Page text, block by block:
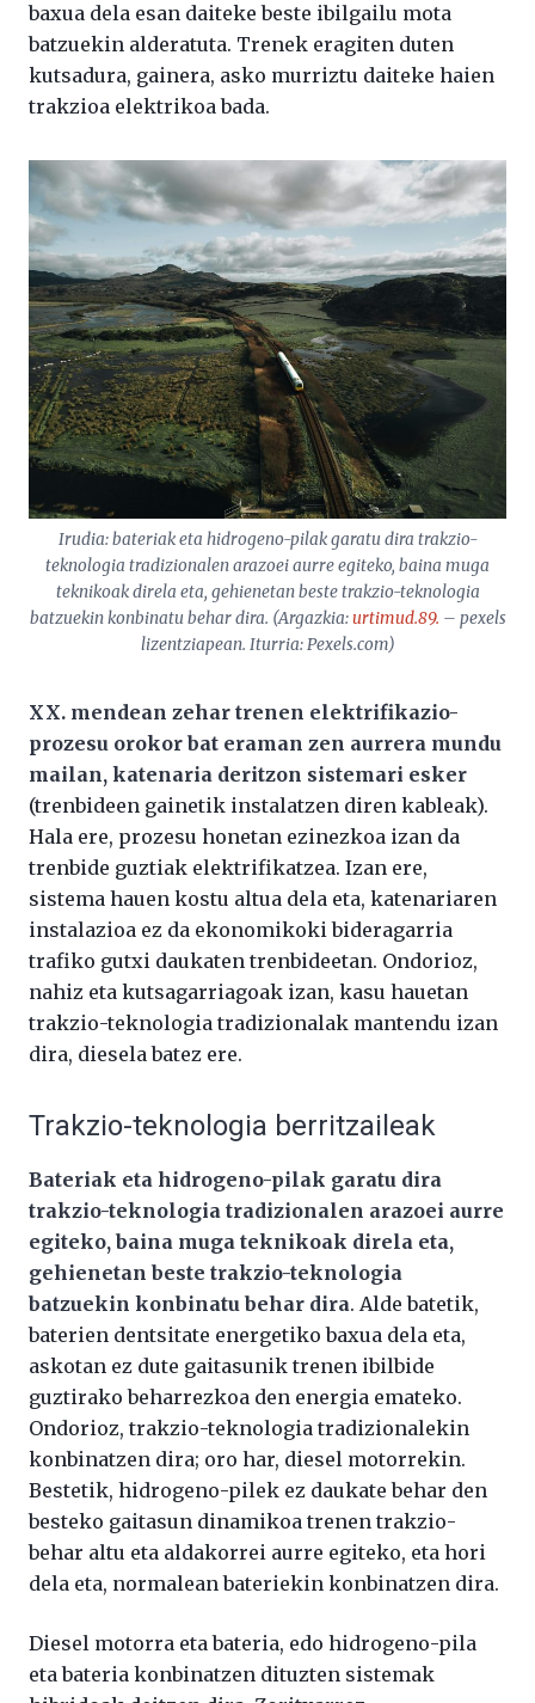
baxua dela esan daiteke beste ibilgailu mota
batzuekin alderatuta. Trenek eragiten duten
kutsadura, gainera, asko murriztu daiteke haien
trakzioa elektrikoa bada.
Irudia: bateriak eta hidrogeno-pilak garatu dira trakzio-
teknologia tradizionalen arazoei aurre egiteko, baina muga
teknikoak direla eta, gehienetan beste trakzio-teknologia
batzuekin konbinatu behar dira. (Argazkia:urtimud.89. – pexels
lizentziapean. Iturria: Pexels.com)
XX. mendean zehar trenen elektrifikazio-
prozesu orokor bat eraman zen aurrera mundu
mailan, katenaria deritzon sistemari esker
(trenbideen gainetik instalatzen diren kableak).
Hala ere, prozesu honetan ezinezkoa izan da
trenbide guztiak elektrifikatzea. Izan ere,
sistema hauen kostu altua dela eta, katenariaren
instalazioa ez da ekonomikoki bideragarria
trafiko gutxi daukaten trenbideetan. Ondorioz,
nahiz eta kutsagarriagoak izan, kasu hauetan
trakzio-teknologia tradizionalak mantendu izan
dira, diesela batez ere.
Trakzio-teknologia berritzaileak
Bateriak eta hidrogeno-pilak garatu dira
trakzio-teknologia tradizionalen arazoei aurre
egiteko, baina muga teknikoak direla eta,
gehienetan beste trakzio-teknologia
batzuekin konbinatu behar dira. Alde batetik,
baterien dentsitate energetiko baxua dela eta,
askotan ez dute gaitasunik trenen ibilbide
guztirako beharrezkoa den energia emateko.
Ondorioz, trakzio-teknologia tradizionalekin
konbinatzen dira; oro har, diesel motorrekin.
Bestetik, hidrogeno-pilek ez daukate behar den
besteko gaitasun dinamikoa trenen trakzio-
behar altu eta aldakorrei aurre egiteko, eta hori
dela eta, normalean bateriekin konbinatzen dira.
Diesel motorra eta bateria, edo hidrogeno-pila
eta bateria konbinatzen dituzten sistemak